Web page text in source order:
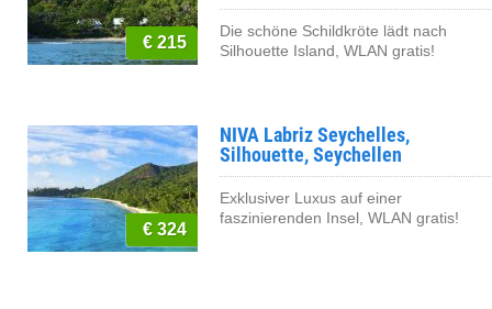
€ 215
Die schöne Schildkröte lädt nach
Silhouette Island, WLAN gratis!
NIVA Labriz Seychelles,
Silhouette, Seychellen
€ 324
Exklusiver Luxus auf einer
faszinierenden Insel, WLAN gratis!